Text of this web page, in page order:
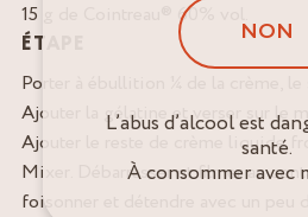
15 g de Cointreau® 60% vol.
ÉTAPE
Porter à ébullition ¼ de la crème,
Ajouter la gélatine et verser sur le
Ajouter le reste de crème liquide
Mixer. Débarrasser et filmer au
foisonner et détendre avec un peu
NON
L’abus d’alcool est
santé.
À consommer avec